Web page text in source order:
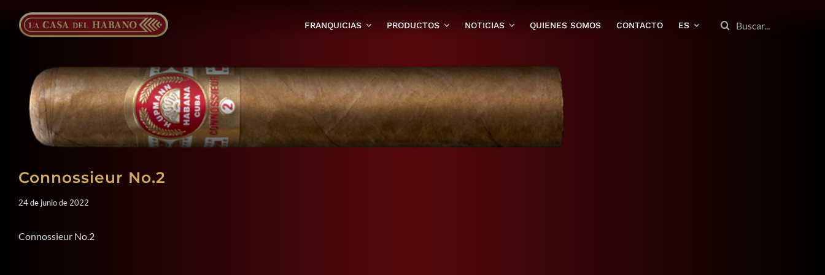
contenido
FRANQUICIAS PRODUCTOS NOTICIAS QUIENES SOMOS CONTACTO ES BUSCAR:
Connossieur No.2
24 de junio de 2022
Connossieur No.2